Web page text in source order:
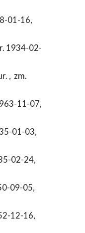
01-16,
1934-02-
, zm.
11-07,
01-03,
02-24,
09-05,
12-16,